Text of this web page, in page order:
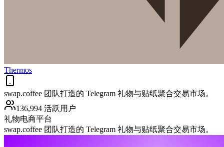
Thermos
swap.coffee 团队打造的 Telegram 礼物与贴纸聚合交易市场。
136,994 活跃用户
礼物电商平台
swap.coffee 团队打造的 Telegram 礼物与贴纸聚合交易市场。